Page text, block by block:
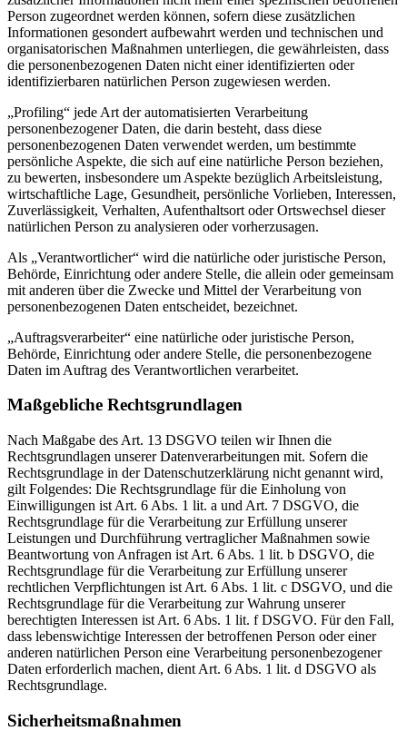
Person zugeordnet werden können, sofern diese zusätzlichen
Informationen gesondert aufbewahrt werden und technischen und
organisatorischen Maßnahmen unterliegen, die gewährleisten, dass
die personenbezogenen Daten nicht einer identifizierten oder
identifizierbaren natürlichen Person zugewiesen werden.
„Profiling“ jede Art der automatisierten Verarbeitung
personenbezogener Daten, die darin besteht, dass diese
personenbezogenen Daten verwendet werden, um bestimmte
persönliche Aspekte, die sich auf eine natürliche Person beziehen,
zu bewerten, insbesondere um Aspekte bezüglich Arbeitsleistung,
wirtschaftliche Lage, Gesundheit, persönliche Vorlieben, Interessen,
Zuverlässigkeit, Verhalten, Aufenthaltsort oder Ortswechsel dieser
natürlichen Person zu analysieren oder vorherzusagen.
Als „Verantwortlicher“ wird die natürliche oder juristische Person,
Behörde, Einrichtung oder andere Stelle, die allein oder gemeinsam
mit anderen über die Zwecke und Mittel der Verarbeitung von
personenbezogenen Daten entscheidet, bezeichnet.
„Auftragsverarbeiter“ eine natürliche oder juristische Person,
Behörde, Einrichtung oder andere Stelle, die personenbezogene
Daten im Auftrag des Verantwortlichen verarbeitet.
Maßgebliche Rechtsgrundlagen
Nach Maßgabe des Art. 13 DSGVO teilen wir Ihnen die
Rechtsgrundlagen unserer Datenverarbeitungen mit. Sofern die
Rechtsgrundlage in der Datenschutzerklärung nicht genannt wird,
gilt Folgendes: Die Rechtsgrundlage für die Einholung von
Einwilligungen ist Art. 6 Abs. 1 lit. a und Art. 7 DSGVO, die
Rechtsgrundlage für die Verarbeitung zur Erfüllung unserer
Leistungen und Durchführung vertraglicher Maßnahmen sowie
Beantwortung von Anfragen ist Art. 6 Abs. 1 lit. b DSGVO, die
Rechtsgrundlage für die Verarbeitung zur Erfüllung unserer
rechtlichen Verpflichtungen ist Art. 6 Abs. 1 lit. c DSGVO, und die
Rechtsgrundlage für die Verarbeitung zur Wahrung unserer
berechtigten Interessen ist Art. 6 Abs. 1 lit. f DSGVO. Für den Fall,
dass lebenswichtige Interessen der betroffenen Person oder einer
anderen natürlichen Person eine Verarbeitung personenbezogener
Daten erforderlich machen, dient Art. 6 Abs. 1 lit. d DSGVO als
Rechtsgrundlage.
Sicherheitsmaßnahmen